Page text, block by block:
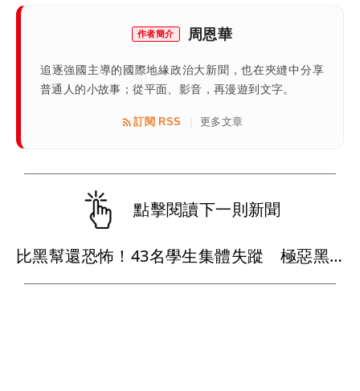
作者簡介 周恩華
追逐強國主導的國際地緣政治大新聞，也在夾縫中分享
普通人的小故事；從平面、影音，再漫遊到文字。
訂閱 RSS 更多文章
點擊閱讀下一則新聞
比黑幫還恐怖！43名學生集體失蹤 極惡黑心政客恐涉「器官」買賣